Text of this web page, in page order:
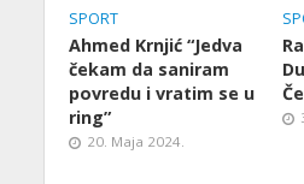
SPORT
Ahmed Krnjić “Jedva
čekam da saniram
povredu i vratim se u
ring”
20. Maja 2024.